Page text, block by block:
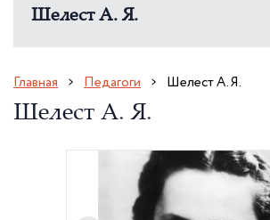
Шелест А. Я.
Главная Педагоги Шелест А. Я.
Шелест А. Я.